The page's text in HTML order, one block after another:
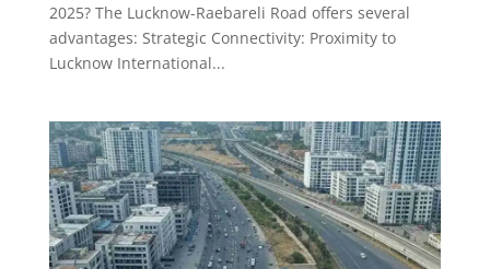
2025? The Lucknow-Raebareli Road offers several
advantages: Strategic Connectivity: Proximity to
Lucknow International...